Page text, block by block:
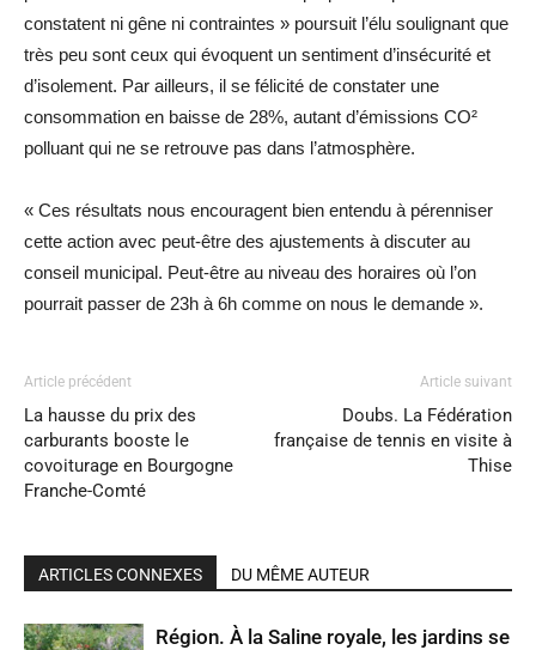
constatent ni gêne ni contraintes » poursuit l’élu soulignant que
très peu sont ceux qui évoquent un sentiment d’insécurité et
d’isolement. Par ailleurs, il se félicité de constater une
consommation en baisse de 28%, autant d’émissions CO²
polluant qui ne se retrouve pas dans l’atmosphère.
« Ces résultats nous encouragent bien entendu à pérenniser
cette action avec peut-être des ajustements à discuter au
conseil municipal. Peut-être au niveau des horaires où l’on
pourrait passer de 23h à 6h comme on nous le demande ».
Article précédent
La hausse du prix des
carburants booste le
covoiturage en Bourgogne
Franche-Comté
Article suivant
Doubs. La Fédération
française de tennis en visite à
Thise
ARTICLES CONNEXES DU MÊME AUTEUR
Région. À la Saline royale, les jardins se